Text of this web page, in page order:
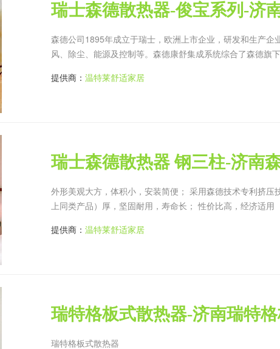
瑞士森德散热器-俊宝系列-济
森德公司1895年成立于瑞士，欧洲上市企业，研发和生产企
风、除尘、能源及控制等。森德康舒集成系统综合了森德旗
提供商： 温特莱舒适家居
瑞士森德散热器 钢三柱-济南
外形美观大方，体积小，安装简便； 采用森德技术专利挤
上同类产品）厚，坚固耐用，寿命长； 性价比高，经济适用
提供商： 温特莱舒适家居
瑞特格板式散热器-济南瑞特
瑞特格板式散热器